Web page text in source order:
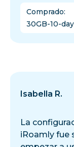
Comprado:
30GB-10-
Isabella R.
La
iRoamly fue